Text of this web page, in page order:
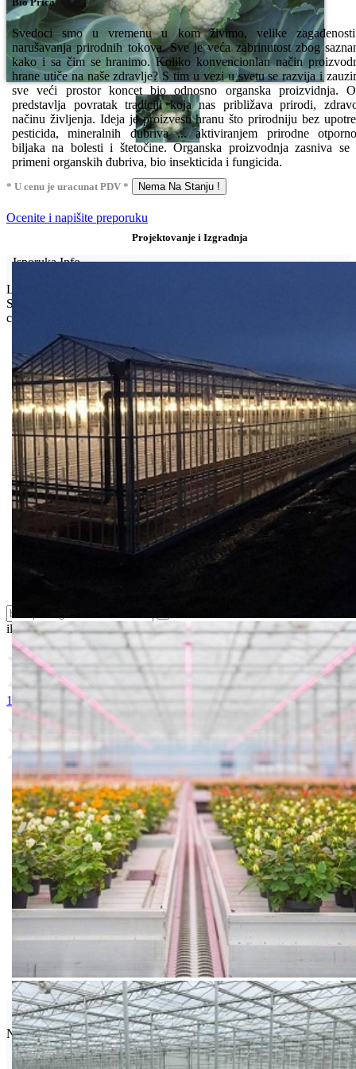
Svedoci smo u vremenu u kom živimo, velike
narušavanja prirodnih tokova. Sve je veća zabrinutost zbog
kako i sa čim se hranimo. Koliko konvencionlan način
hrane utiče na naše zdravlje? S tim u vezi u svetu se razvija i
sve veći prostor koncet bio odnosno organska proizvidnja.
predstavlja povratak tradiciji koja nas približava prirodi,
načinu življenja. Ideja je proizvesti hranu što prirodniju bez
pesticida, mineralnih đubriva ... aktiviranjem prirodne
biljaka na bolesti i štetočine. Organska proizvodnja zasniva se
primeni organskih đubriva, bio insekticida i fungicida.
Projektovanje i Izgradnja
* U cenu je uracunat PDV * Nema Na Stanju !
Ocenite i napišite preporuku
Isporuka Info
Limit za porudžbinu je
Srbije. Za inostranstvo, molimo da nas kontaktirate za informacije o
ceni i mogućnostima isporuke.
Bio priča
Biostimulacija
Dezinfekcija
Feromoni i klopke
Folije i agrotekstili
Oprema i instrumenti
Semena povrća
Sredstva za ishranu biljaka
Sredstva za zaštitu biljaka
ili probajte naprednu:pretragu
1. ARIZONA 2. BRUCE 3. FREEDOM
Seminis
Najpoznatija semenska kuća povrća na svetu.